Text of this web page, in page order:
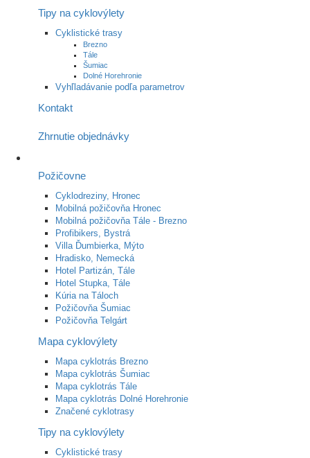
Tipy na cyklovýlety
Cyklistické trasy
Brezno
Tále
Šumiac
Dolné Horehronie
Vyhľladávanie podľa parametrov
Kontakt
Zhrnutie objednávky
Požičovne
Cyklodreziny, Hronec
Mobilná požičovňa Hronec
Mobilná požičovňa Tále - Brezno
Profibikers, Bystrá
Villa Ďumbierka, Mýto
Hradisko, Nemecká
Hotel Partizán, Tále
Hotel Stupka, Tále
Kúria na Táloch
Požičovňa Šumiac
Požičovňa Telgárt
Mapa cyklovýlety
Mapa cyklotrás Brezno
Mapa cyklotrás Šumiac
Mapa cyklotrás Tále
Mapa cyklotrás Dolné Horehronie
Značené cyklotrasy
Tipy na cyklovýlety
Cyklistické trasy